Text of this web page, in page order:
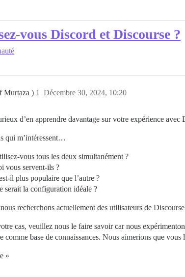
vous Discord et Discourse ?
Murtaza ) Décembre 30, 2024, 10:20
1
d’en apprendre davantage sur votre expérience avec
qui m’intéressent…
vous tous les deux simultanément ?
vous servent-ils ?
il plus populaire que l’autre ?
serait la configuration idéale ?
recherchons actuellement des utilisateurs de
cas, veuillez nous le faire savoir car nous
comme base de connaissances. Nous aimerions que vous
»